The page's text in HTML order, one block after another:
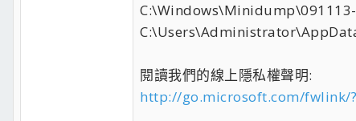
閱讀我們的線上隱私權聲明:
http://go.microsoft.com/fwlink/